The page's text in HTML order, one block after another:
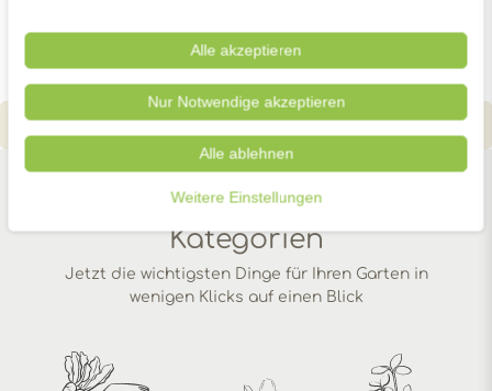
Unsere beliebtesten
Kategorien
Jetzt die wichtigsten Dinge für Ihren Garten in
wenigen Klicks auf einen Blick
Alle akzeptieren
Nur Notwendige akzeptieren
Alle ablehnen
Weitere Einstellungen